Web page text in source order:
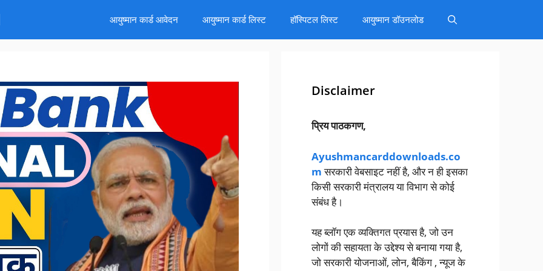
आयुष्मान कार्ड आवेदन आयुष्मान कार्ड लिस्ट हॉस्पिटल लिस्ट आयुष्मान डॉउनलोड
Disclaimer
प्रिय पाठकगण,
Ayushmancarddownloads.co
mसरकारी वेबसाइट नहीं है, और न ही इसका
किसी सरकारी मंत्रालय या विभाग से कोई
संबंध है।
यह ब्लॉग एक व्यक्तिगत प्रयास है, जो उन
लोगों की सहायता के उद्देश्य से बनाया गया है,
जो सरकारी योजनाओं, लोन, बैकिंग , न्यूज के